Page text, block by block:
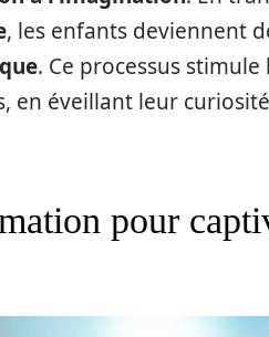
, les enfants deviennent
. Ce processus stimule
en éveillant leur
pour